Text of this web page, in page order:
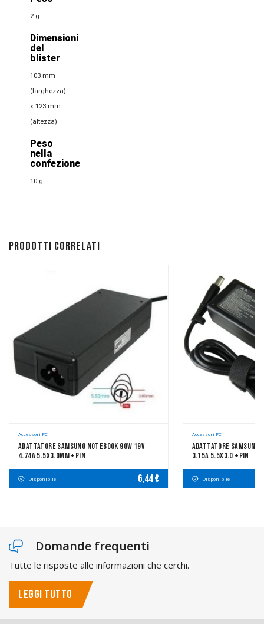
2 g
Dimensioni
del
blister
103 mm
(larghezza)
x 123 mm
(altezza)
Peso
nella
confezione
10 g
Prodotti correlati
Accessori PC
Adattatore Samsung Notebook 90W 19V
4.74A 5.5x3.0mm +pin
Disponibile 6,44 €
Accessori PC
Adattatore Samsung
3.15A 5.5x3.0 +pin
Disponibile
Domande frequenti
Tutte le risposte alle informazioni che cerchi.
LEGGI TUTTO